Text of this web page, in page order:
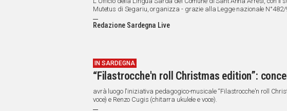
Mutetus di Segariu, organizza - grazie alla Legge nazionale
laboratorio di Mutetus e Repentinas per la promozione e
Campidanese.
Redazione Sardegna Live
IN SARDEGNA
“Filastrocche'n roll Christmas edition”:
avrà luogo l'iniziativa pedagogico-musicale “Filastrocche'n roll
voce) e Renzo Cugis (chitarra ukulele e voce).